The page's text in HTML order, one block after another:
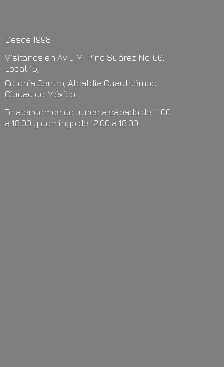
Desde 1998
Visítanos en Av. J.M. Pino Suárez No. 60,
Local 15,
Colonia Centro, Alcaldía Cuauhtémoc,
Ciudad de México.
Te atendemos de lunes a sábado de 11:00
a 18:00 y domingo de 12:00 a 18:00.